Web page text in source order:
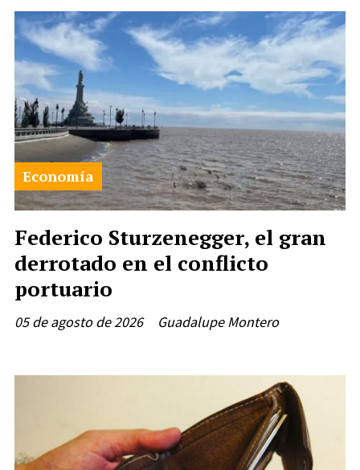
Federico Sturzenegger, el gran
derrotado en el conflicto
portuario
Guadalupe Montero
Economía
05 de agosto de 2026